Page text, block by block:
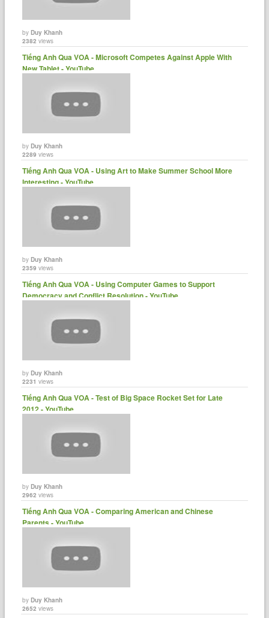
byDuy Khanh
2382 views
Tiếng Anh Qua VOA - Microsoft Competes Against Apple With
New Tablet - YouTube
byDuy Khanh
2289 views
Tiếng Anh Qua VOA - Using Art to Make Summer School More
Interesting - YouTube
byDuy Khanh
2359 views
Tiếng Anh Qua VOA - Using Computer Games to Support
Democracy and Conflict Resolution - YouTube
byDuy Khanh
2231 views
Tiếng Anh Qua VOA - Test of Big Space Rocket Set for Late
2012 - YouTube
byDuy Khanh
2962 views
Tiếng Anh Qua VOA - Comparing American and Chinese
Parents - YouTube
byDuy Khanh
2652 views